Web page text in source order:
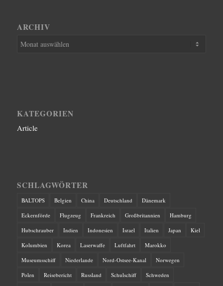
ARCHIV
KATEGORIEN
Article
SCHLAGWÖRTER
BALTOPS Belgien China Deutschland
Dänemark
Eckernförde
Flugzeug Frankreich Großbritannien
Hamburg
Hubschrauber
Indien Indonesien Israel Italien Japan
Kiel
Kolumbien
Korea Laserwaffe Luftfahrt
Marokko
Museumsschiff
Niederlande Nord-Ostsee-Kanal
Norwegen
Polen
Reisebericht Russland Schulschiff
Schweden